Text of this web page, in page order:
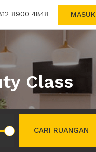
8900 4848 MASUK
Class
CARI RUANGAN